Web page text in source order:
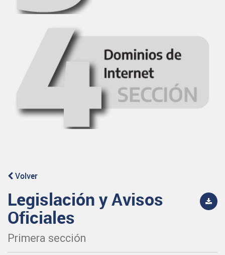
Volver
Legislación y Avisos
Oficiales
Primera sección